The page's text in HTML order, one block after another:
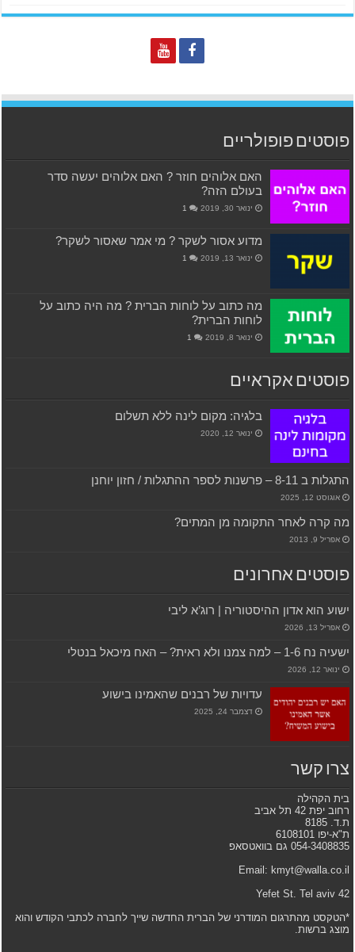
פוסטים פופולריים
האם אלוהים חוזר ? האם אלוהים יעשה סדר
בעולם הזה?
ינואר 30, 2019 1
מדוע אסור לשקר ? מי אמר שאסור לשקר?
ינואר 13, 2019 1
מה כתוב על לוחות הברית ? מה היה כתוב על
לוחות הברית?
ינואר 8, 2019 1
פוסטים אקראיים
בלגיה: מקום לינה ללא תשלום
ינואר 12, 2020
התגלות ב 8-11 – פרשנות לספר ההתגלות / חזון יוחנן
אוגוסט 12, 2025
מה קרה לאחר התקומה מן המתים?
אפריל 9, 2013
פוסטים אחרונים
ישוע הוא אדון ההיסטוריה | רוג’א ליבי
אפריל 13, 2026
ישעיה נח 1-6 – למה צמנו ולא ראית? – האח מיכאל בנטלי
ינואר 12, 2026
עדויות של רבנים שהאמינו בישוע
דצמבר 24, 2025
צרו קשר
בית הקהילה
רחוב יפת 42 תל אביב
ת.ד. 8185
ת"א-יפו 6108101
054-3408835 גם בוואטסאפ
Email: kmyt@walla.co.il
42 Yefet St. Tel aviv
*הטקסט מהתרגום המודרני של הברית החדשה שייך לחברה לכתבי הקודש והוא
מוצג ברשות.